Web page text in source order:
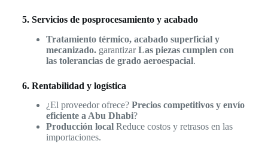
5. Servicios de posprocesamiento y acabado
Tratamiento térmico, acabado superficial y
mecanizado.garantizarLas piezas cumplen con
las tolerancias de grado aeroespacial.
6. Rentabilidad y logística
¿El proveedor ofrece? Precios competitivos y envío
eficiente a Abu Dhabi?
Producción localReduce costos y retrasos en las
importaciones.